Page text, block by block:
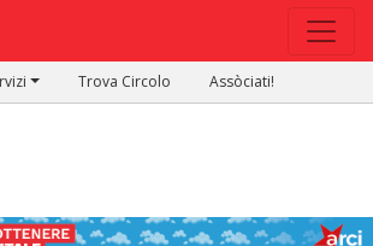
Trova Circolo Assòciati!